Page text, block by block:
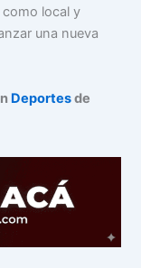
local y
una nueva
Deportesde